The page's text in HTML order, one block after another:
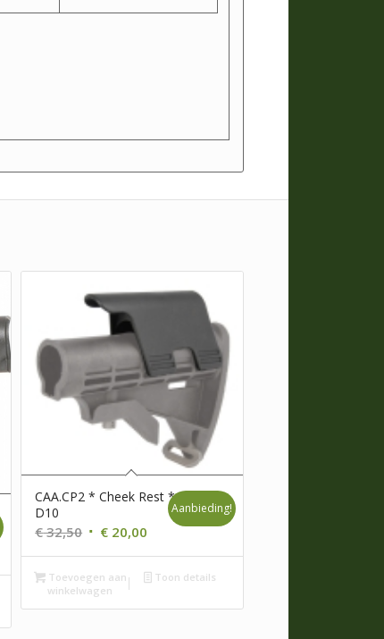
CAA.CP2 * Cheek Rest *
D10
€32,50 Oorspronkelijke
prijs
was:
€ 32,50.
€ 20,00 Huidige
prijs
is:
Aanbieding!
Toevoegen aan
winkelwagen
Toon details